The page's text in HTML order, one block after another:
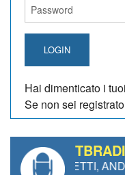
LOGIN
Hai dimenticato i
Se non sei registrato
ANDREA